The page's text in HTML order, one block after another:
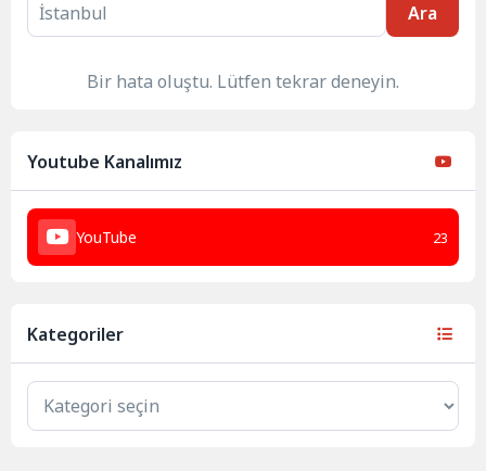
Ara
Bir hata oluştu. Lütfen tekrar deneyin.
Youtube Kanalımız
YouTube 23
Kategoriler